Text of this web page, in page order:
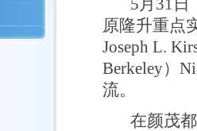
5月31日
原隆升重点
Joseph L.
Berkeley）
流。
在颜茂